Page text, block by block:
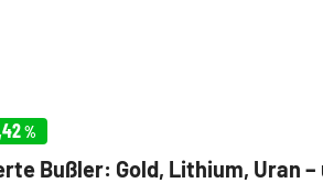
%
Bußler: Gold, Lithium, Uran –